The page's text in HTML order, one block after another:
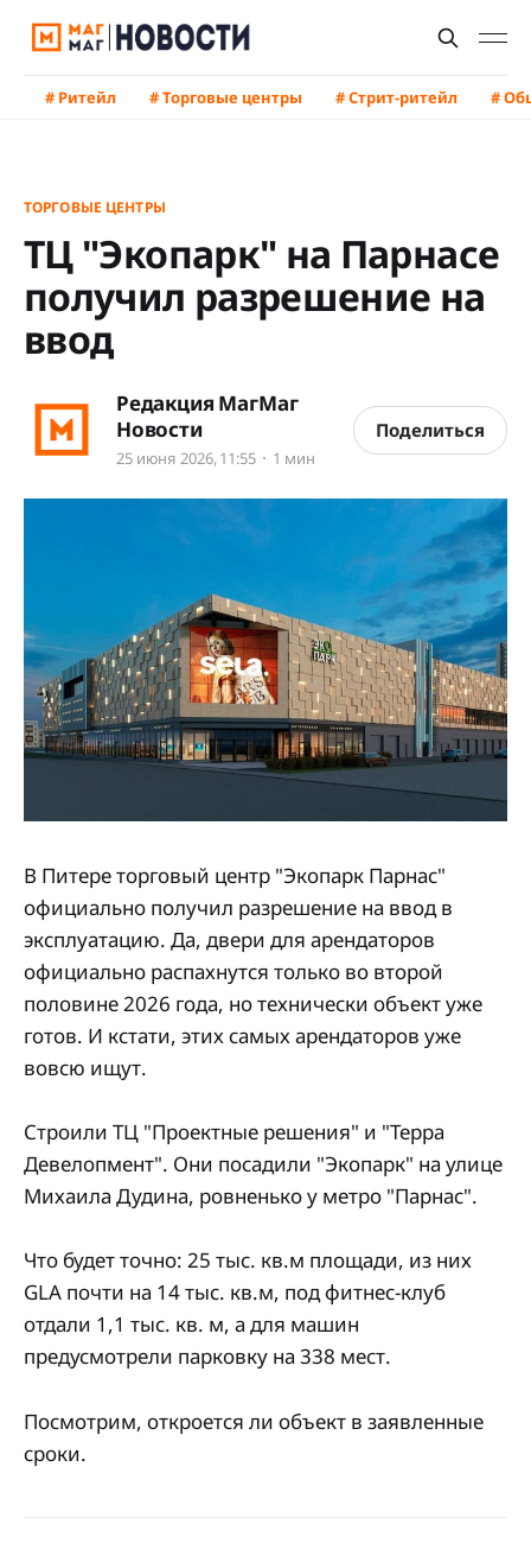
# Ритейл # Торговые центры # Стрит-ритейл #
ТОРГОВЫЕ ЦЕНТРЫ
ТЦ "Экопарк" на Парнасе
получил разрешение на
ввод
Редакция МагМаг
Новости
25 июня 2026, 11:55 1 мин
Поделиться
В Питере торговый центр "Экопарк Парнас"
официально получил разрешение на ввод в
эксплуатацию. Да, двери для арендаторов
официально распахнутся только во второй
половине 2026 года, но технически объект уже
готов. И кстати, этих самых арендаторов уже
вовсю ищут.
Строили ТЦ "Проектные решения" и "Терра
Девелопмент". Они посадили "Экопарк" на улице
Михаила Дудина, ровненько у метро "Парнас".
Что будет точно: 25 тыс. кв.м площади, из них
GLA почти на 14 тыс. кв.м, под фитнес-клуб
отдали 1,1 тыс. кв. м, а для машин
предусмотрели парковку на 338 мест.
Посмотрим, откроется ли объект в заявленные
сроки.